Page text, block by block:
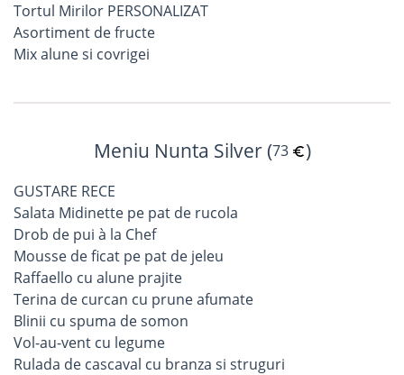
Tortul Mirilor PERSONALIZAT
Asortiment de fructe
Mix alune si covrigei
Meniu Nunta Silver (73 )
GUSTARE RECE
Salata Midinette pe pat de rucola
Drob de pui à la Chef
Mousse de ficat pe pat de jeleu
Raffaello cu alune prajite
Terina de curcan cu prune afumate
Blinii cu spuma de somon
Vol-au-vent cu legume
Rulada de cascaval cu branza si struguri